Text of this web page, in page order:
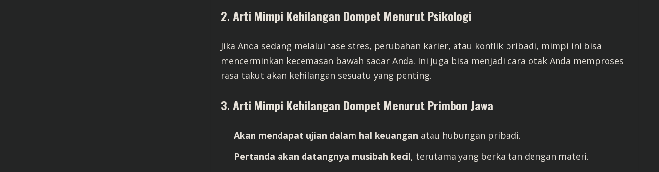
2. Arti Mimpi Kehilangan Dompet Menurut Psikologi
Jika Anda sedang melalui fase stres, perubahan karier, atau konflik pribadi, mimpi ini bisa
mencerminkan kecemasan bawah sadar Anda. Ini juga bisa menjadi cara otak Anda memproses
rasa takut akan kehilangan sesuatu yang penting.
3. Arti Mimpi Kehilangan Dompet Menurut Primbon Jawa
Akan mendapat ujian dalam hal keuangan atau hubungan pribadi.
Pertanda akan datangnya musibah kecil, terutama yang berkaitan dengan materi.